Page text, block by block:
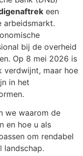
een
arbeidsmarkt.
bij de overheid
Op 8 mei 2026 is
verdwijnt, maar hoe
in het
we waarom de
en hoe u als
om rendabel
landschap.